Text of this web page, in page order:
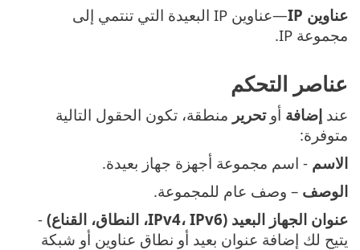
عناوين IP
—عناوين IP البعيدة التي تنتمي إلى
مجموعة IP.
عناصر التحكم
عند إضافة أوتحرير منطقة، تكون الحقول التالية
متوفرة:
الاسم - اسم مجموعة أجهزة جهاز بعيدة.
الوصف – وصف عام للمجموعة.
عنوان الجهاز البعيد (IPv4، IPv6، النطاق، القناع)
-
يتيح لك إضافة عنوان بعيد أو نطاق عناوين أو شبكة